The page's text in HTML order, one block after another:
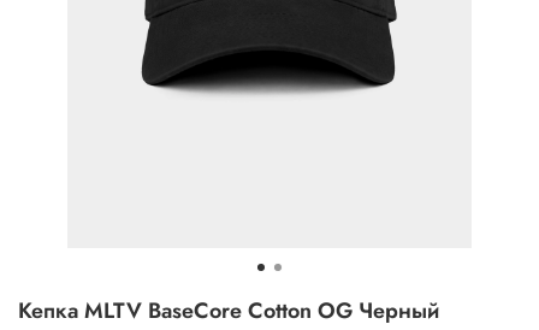
Кепка MLTV BaseCore Cotton OG Черный